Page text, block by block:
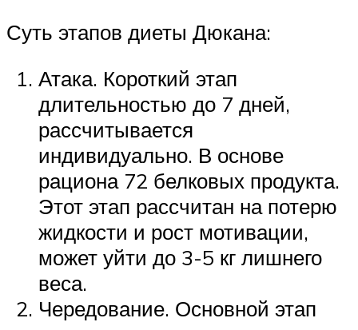
Суть этапов диеты Дюкана:
Атака. Короткий этап
длительностью до 7 дней,
рассчитывается
индивидуально. В основе
рациона 72 белковых продукта.
Этот этап рассчитан на потерю
жидкости и рост мотивации,
может уйти до 3-5 кг лишнего
веса.
Чередование. Основной этап